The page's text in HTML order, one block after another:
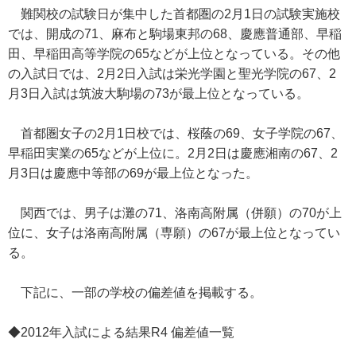
難関校の試験日が集中した首都圏の2月1日の試験実施校
では、開成の71、麻布と駒場東邦の68、慶應普通部、早稲
田、早稲田高等学院の65などが上位となっている。その他
の入試日では、2月2日入試は栄光学園と聖光学院の67、2
月3日入試は筑波大駒場の73が最上位となっている。
首都圏女子の2月1日校では、桜蔭の69、女子学院の67、
早稲田実業の65などが上位に。2月2日は慶應湘南の67、2
月3日は慶應中等部の69が最上位となった。
関西では、男子は灘の71、洛南高附属（併願）の70が上
位に、女子は洛南高附属（専願）の67が最上位となってい
る。
下記に、一部の学校の偏差値を掲載する。
◆2012年入試による結果R4 偏差値一覧